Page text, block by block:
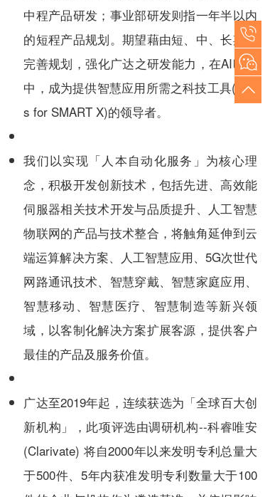
中程产品研发；事业部研发则指一年半以内
的短程产品规划。期望藉由短、中、长期之
完善规划，强化广达之研发能力，在AI时代
中，成为提供智慧应用所需之科技工具(Tool
s for SMART X)的领导者。
我们以实现「人本自动化服务」为核心理
念，积极开发创新技术，包括先进、高效能
伺服器相关技术开发与品质提升、人工智慧
物联网的产品与技术整合，将触角延伸到云
端运算解决方案、人工智慧应用、5G次世代
网路通讯技术、智慧穿戴、智慧家庭应用、
智慧移动、智慧医疗、智慧制造等新兴领
域，以客制化解决方案扩展客源，提供客户
最佳的产品及服务价值。
广达至2019年起，连续获选为「全球百大创
新机构」，此项评选由调研机构--科睿唯安
(Clarivate) 将自2000年以来发明专利总量大
于500件、5年内获准发明专利数量大于100